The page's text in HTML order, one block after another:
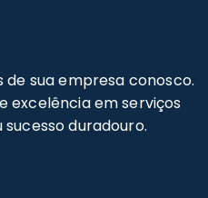
de sua empresa conosco.
excelência em serviços
duradouro.